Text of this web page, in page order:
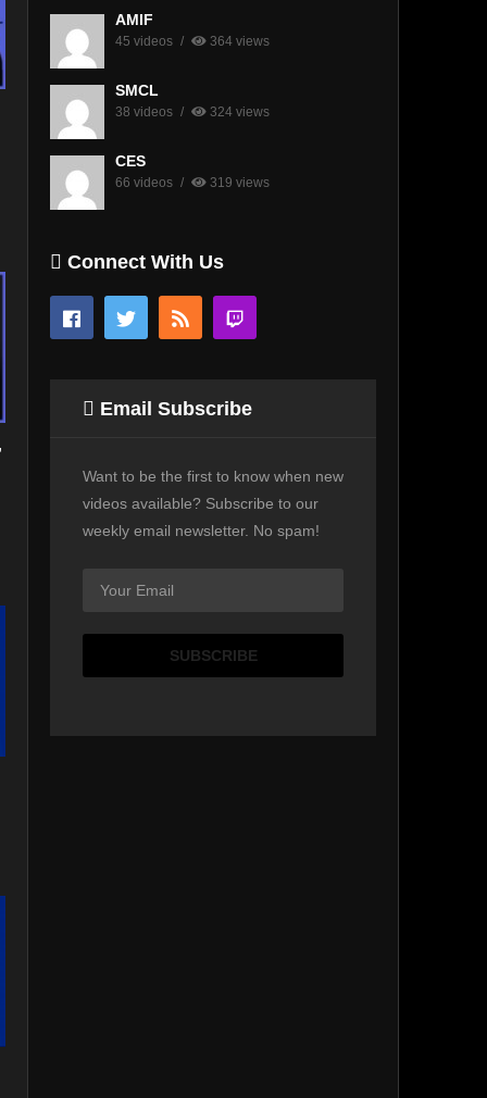
AMIF
45 videos 364 views
SMCL
38 videos 324 views
CES
66 videos 319 views
Connect With Us
Email Subscribe
Want to be the first to know when new
videos available? Subscribe to our
weekly email newsletter. No spam!